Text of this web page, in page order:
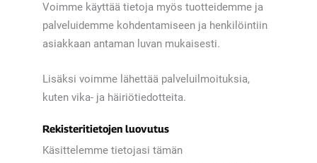
Voimme käyttää tietoja myös tuotteidemme ja
palveluidemme kohdentamiseen ja henkilöintiin
asiakkaan antaman luvan mukaisesti.
Lisäksi voimme lähettää palveluilmoituksia,
kuten vika- ja häiriötiedotteita.
Rekisteritietojen luovutus
Käsittelemme tietojasi tämän